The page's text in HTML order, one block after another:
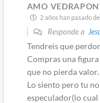
AMO
2 años han pasado
Responde a
Tendreis que
Compras una
que no pierda valor.
Lo siento pero tu
especulador(lo cual